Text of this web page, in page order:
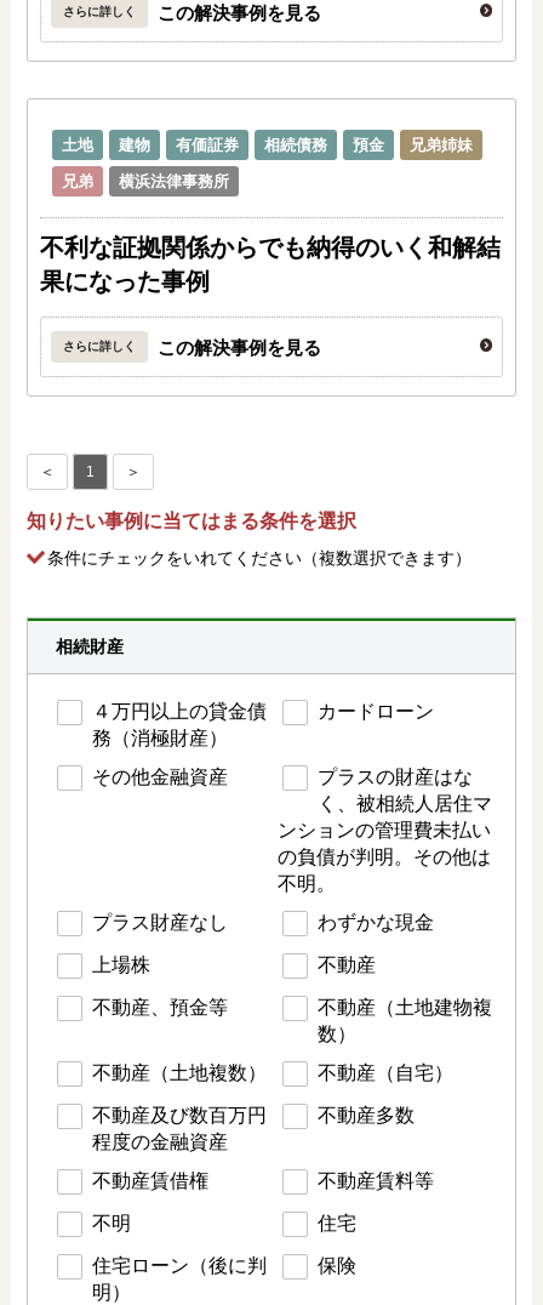
さらに詳しく この解決事例を見る
土地 建物 有価証券 相続債務 預金
兄弟姉妹
兄弟
横浜法律事務所
不利な証拠関係からでも納得のいく和解結
果になった事例
さらに詳しく この解決事例を見る
＜ 1 ＞
知りたい事例に当てはまる条件を選択
条件にチェックをいれてください（複数選択できます）
相続財産
４万円以上の貸金債
務（消極財産）
カードローン
その他金融資産
プラスの財産はな
く、被相続人居住マ
ンションの管理費未払い
の負債が判明。その他は
不明。
プラス財産なし
わずかな現金
上場株 不動産
不動産、預金等
不動産（土地建物複
数）
不動産（土地複数）
不動産（自宅）
不動産及び数百万円
程度の金融資産
不動産多数
不動産賃借権 不動産賃料等
不明 住宅
住宅ローン（後に判
明）
保険